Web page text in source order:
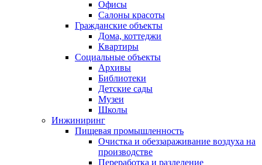
Офисы
Салоны красоты
Гражданские объекты
Дома, коттеджи
Квартиры
Социальные объекты
Архивы
Библиотеки
Детские сады
Музеи
Школы
Инжиниринг
Пищевая промышленность
Очистка и обеззараживание воздуха на
производстве
Переработка и разделение